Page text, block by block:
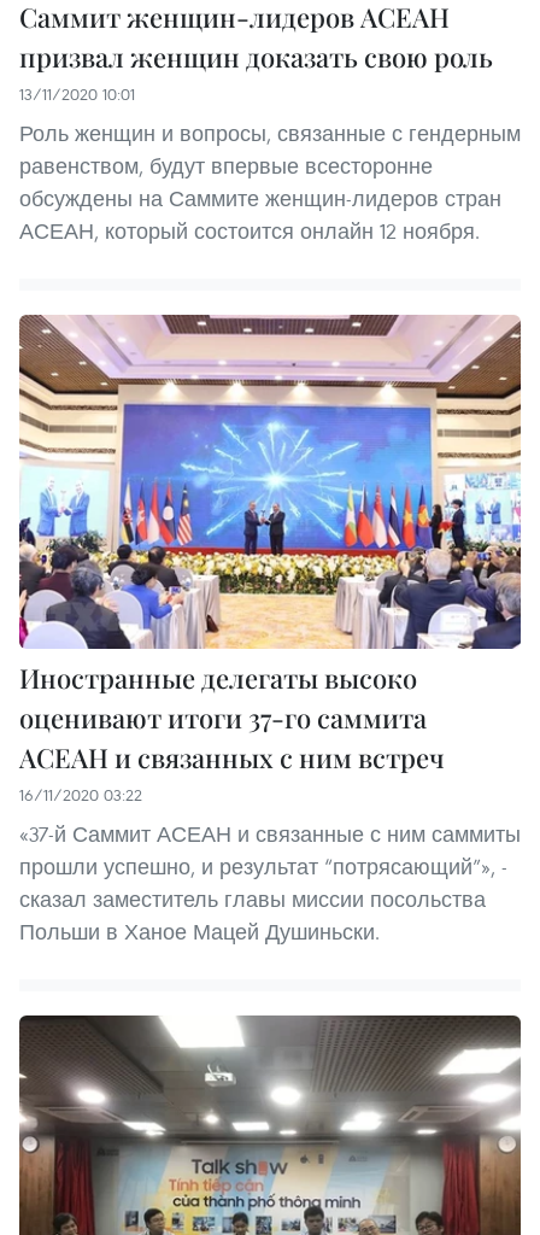
Саммит женщин-лидеров АСЕАН
призвал женщин доказать свою роль
13/11/2020 10:01
Роль женщин и вопросы, связанные с гендерным
равенством, будут впервые всесторонне
обсуждены на Саммите женщин-лидеров стран
АСЕАН, который состоится онлайн 12 ноября.
Иностранные делегаты высоко
оценивают итоги 37-го саммита
АСЕАН и связанных с ним встреч
16/11/2020 03:22
«37-й Саммит АСЕАН и связанные с ним саммиты
прошли успешно, и результат “потрясающий”», -
сказал заместитель главы миссии посольства
Польши в Ханое Мацей Душиньски.